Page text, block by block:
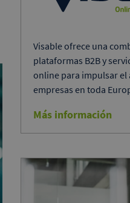
Visable ofrece una
plataformas B2B y
online para impulsar el
empresas en toda
Más información